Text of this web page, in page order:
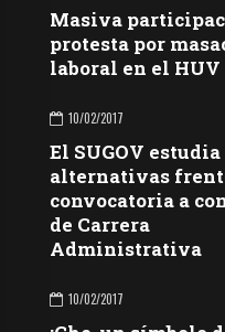
Masiva
protesta por
laboral en el HUV
10/02/2017
El SUGOV estudia
alternativas
convocatoria a
de Carrera
Administrativa
10/02/2017